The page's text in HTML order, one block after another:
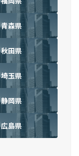
青森県
秋田県
埼玉県
静岡県
広島県